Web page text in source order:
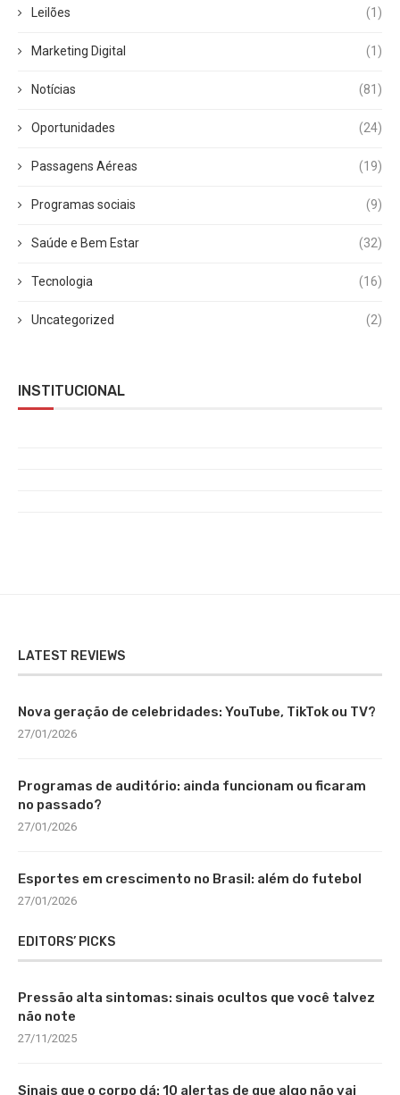
Leilões (1)
Marketing Digital (1)
Notícias (81)
Oportunidades (24)
Passagens Aéreas (19)
Programas sociais (9)
Saúde e Bem Estar (32)
Tecnologia (16)
Uncategorized (2)
INSTITUCIONAL
LATEST REVIEWS
Nova geração de celebridades: YouTube, TikTok ou TV?
27/01/2026
Programas de auditório: ainda funcionam ou ficaram
no passado?
27/01/2026
Esportes em crescimento no Brasil: além do futebol
27/01/2026
EDITORS’ PICKS
Pressão alta sintomas: sinais ocultos que você talvez
não note
27/11/2025
Sinais que o corpo dá: 10 alertas de que algo não vai